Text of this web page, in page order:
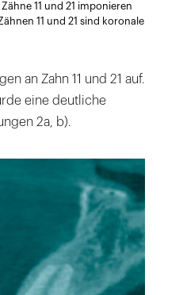
öffnen
11 und 21 imponieren
11 und 21 sind koronale
an Zahn 11 und 21 auf.
eine deutliche
2a, b).